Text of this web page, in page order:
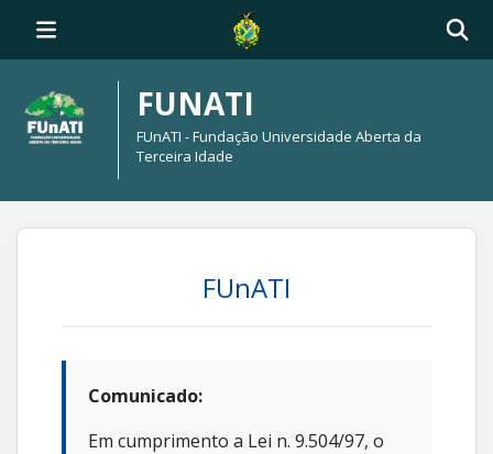
FUNATI
FUnATI - Fundação Universidade Aberta da
Terceira Idade
FUnATI
Comunicado:
Em cumprimento a Lei n. 9.504/97, o